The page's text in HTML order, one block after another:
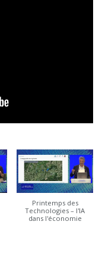
Printemps des
Technologies – l'IA
dans l'économie